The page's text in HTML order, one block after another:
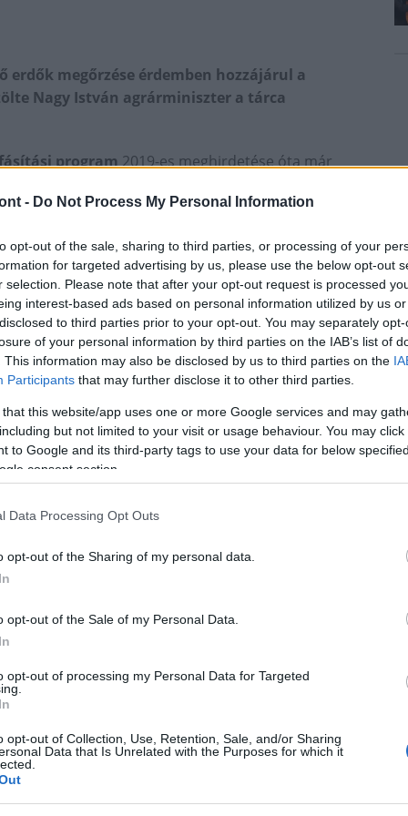
- Do Not Process My Personal Information
opt-out of the sale, sharing to third parties, or processing of your
for targeted advertising by us, please use the below opt-out
selection. Please note that after your opt-out request is processed
interest-based ads based on personal information utilized by us
to third parties prior to your opt-out. You may separately
of your personal information by third parties on the IAB’s list of
This information may also be disclosed by us to third parties on the
Participants that may further disclose it to other third parties.
that this website/app uses one or more Google services and may
but not limited to your visit or usage behaviour. You may
to Google and its third-party tags to use your data for below
consent section.
Data Processing Opt Outs
opt-out of the Sharing of my personal data.
opt-out of the Sale of my Personal Data.
opt-out of processing my Personal Data for Targeted
opt-out of Collection, Use, Retention, Sale, and/or Sharing
Data that Is Unrelated with the Purposes for which it
megőrzése érdemben hozzájárul a
Nagy István agrárminiszter a tárca
program2019-es meghirdetése óta már
pályáztak a magyar gazdák. Az állami
keretében pedig 2019/2020-ban 554 hektár,
program részeként több mint 3 millió
részeként a Településfásítási programban
ültetnek el. A települések a fákat leggyakrabban
óvodaudvarok szépítésére használták fel. A
ültették el a fákat, bevonva ezzel a
szempontokat is szolgál.
mint 160 db Natura 2000 fenntartási terv
erdészeti és természetvédelmi igazgatási
Natura 2000 besorolású erdőterület
elmúlt tíz évben a szociális tüzelőanyag
a kezdeményezésben részt vevő
munkája így folyamatosan lehetővé tette a
működtetik az ország egyik legnagyobb
zajlottak erdei beruházások. Ezeknek